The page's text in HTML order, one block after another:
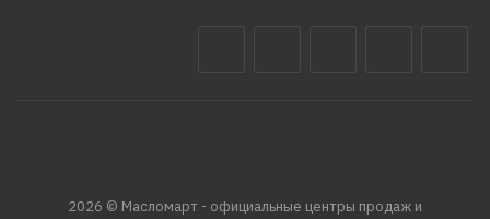
2026 © Масломарт - официальные центры продаж и